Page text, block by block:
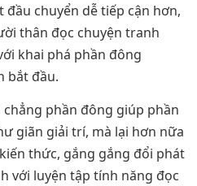
chuyển dễ tiếp cận hơn,
thân đọc chuyện tranh
khai phá phần đông
bắt đầu.
phần đông giúp phần
giãn giải trí, mà lại hơn nữa
thức, gắng gắng đổi phát
với luyện tập tính năng đọc